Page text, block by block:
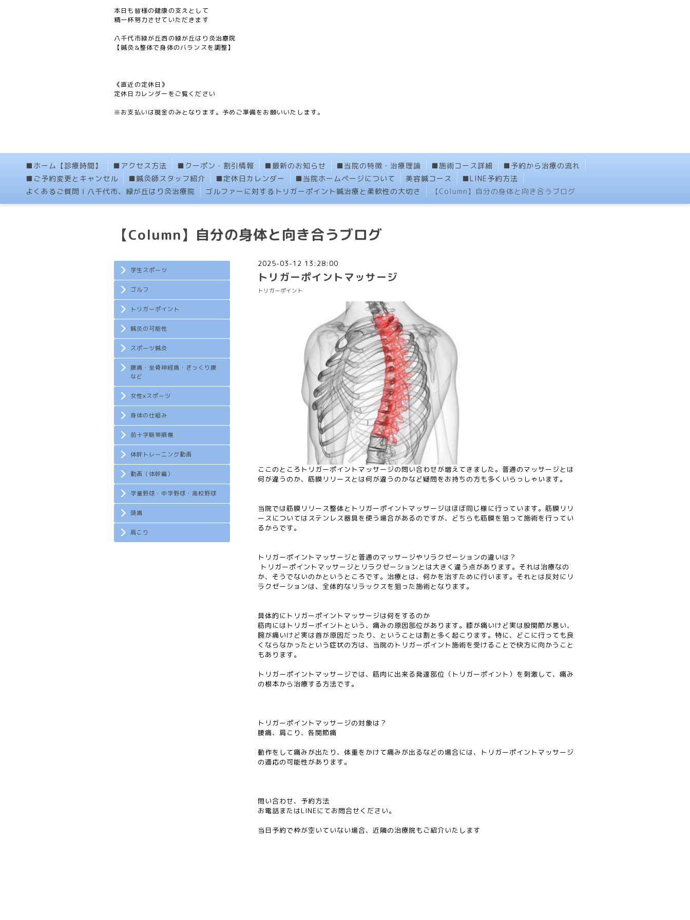
本日も皆様の健康の支えとして
精一杯努力させていただきます
八千代市緑が丘西の緑が丘はり灸治療院
【鍼灸&整体で身体のバランスを調整】
《直近の定休日》
定休日カレンダーをご覧ください
※お支払いは現金のみとなります。予めご準備をお願いいたします。
■ホーム【診療時間】 ■アクセス方法 ■クーポン・割引情報 ■最新のお知らせ ■当院の特徴・治療理論 ■施術コース詳細
■予約から治療の流れ
■ご予約変更とキャンセル
■鍼灸師スタッフ紹介 ■定休日カレンダー ■当院ホームページについて 美容鍼コース
■LINE予約方法
よくあるご質問Ⅰ八千代市、緑が丘はり灸治療院
ゴルファーに対するトリガーポイント鍼治療と柔軟性の大切さ 【Column】自分の身体と向き合うブログ
学生スポーツ
ゴルフ
トリガーポイント
鍼灸の可能性
スポーツ鍼灸
腰痛・坐骨神経痛・ぎっくり腰
など
女性×スポーツ
身体の仕組み
前十字靭帯損傷
体幹トレーニング動画
動画（体幹編）
学童野球・中学野球・高校野球
頭痛
肩こり
【Column】自分の身体と向き合うブログ
2025-03-12 13:28:00
トリガーポイントマッサージ
トリガーポイント
ここのところトリガーポイントマッサージの問い合わせが増えてきました。普通のマッサージとは
何が違うのか、筋膜リリースとは何が違うのかなど疑問をお持ちの方も多くいらっしゃいます。
当院では筋膜リリース整体とトリガーポイントマッサージはほぼ同じ様に行っています。筋膜リリ
ースについてはステンレス器具を使う場合があるのですが、どちらも筋膜を狙って施術を行ってい
るからです。
トリガーポイントマッサージと普通のマッサージやリラクゼーションの違いは？
トリガーポイントマッサージとリラクゼーションとは大きく違う点があります。それは治療なの
か、そうでないのかというところです。治療とは、何かを治すために行います。それとは反対にリ
ラクゼーションは、全体的なリラックスを狙った施術となります。
具体的にトリガーポイントマッサージは何をするのか
筋肉にはトリガーポイントという、痛みの原因部位があります。膝が痛いけど実は股関節が悪い、
腕が痛いけど実は首が原因だったり、ということは割と多く起こります。特に、どこに行っても良
くならなかったという症状の方は、当院のトリガーポイント施術を受けることで快方に向かうこと
もあります。
トリガーポイントマッサージでは、筋肉に出来る発達部位（トリガーポイント）を刺激して、痛み
の根本から治療する方法です。
トリガーポイントマッサージの対象は？
腰痛、肩こり、各関節痛
動作をして痛みが出たり、体重をかけて痛みが出るなどの場合には、トリガーポイントマッサージ
の適応の可能性があります。
問い合わせ、予約方法
お電話またはLINEにてお問合せください。
当日予約で枠が空いていない場合、近隣の治療院もご紹介いたします